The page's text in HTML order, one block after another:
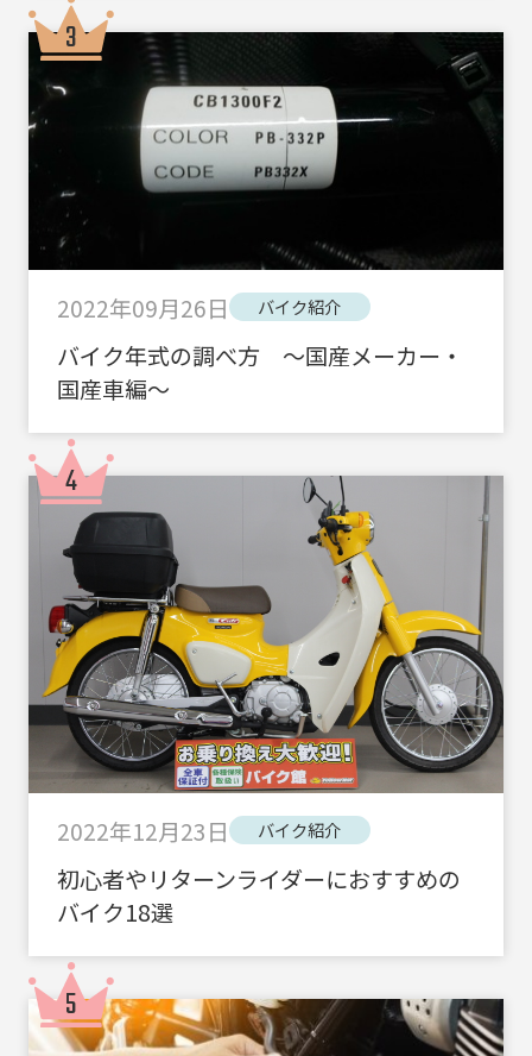
2022年09月26日 バイク紹介
バイク年式の調べ方 ～国産メーカー・
国産車編～
2022年12月23日 バイク紹介
初心者やリターンライダーにおすすめの
バイク18選